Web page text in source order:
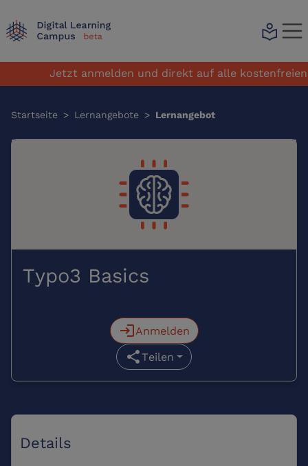
local_library
Jetzt anmelden und direkt auf alle kostenfreien
Startseite > Lernangebote > Lernangebot
Typo3 Basics
loginAnmelden
shareTeilen
Details